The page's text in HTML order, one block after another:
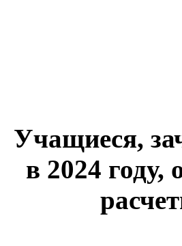
Учащиеся,
в 2024 году,